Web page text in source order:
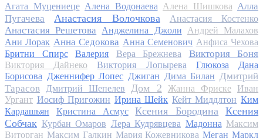
Агата Муцениеце Алена Водонаева Алена Шишкова Алла
Пугачева
Анастасия Волочкова Анастасия Костенко
Анастасия Решетова Анджелина Джоли
Андрей Малахов
Ани Лорак Анна Седокова Анна Семенович Анфиса Чехова
Бритни Спирс
Валерия Вера Брежнева Виктория Боня
Виктория Дайнеко Виктория Лопырева Глюкоза
Дана
Борисова Дженнифер Лопес Джиган Дима Билан Дмитрий
Тарасов
Дмитрий Шепелев Дом 2 Жанна Фриске
Иван
Ургант Иосиф Пригожин Ирина Шейк Кейт Миддлтон Ким
Кардашьян
Кристина Асмус Ксения Бородина
Ксения
Собчак Курбан Омаров Лера Кудрявцева Мадонна Максим
Виторган Максим Галкин Мария Кожевникова Меган Маркл